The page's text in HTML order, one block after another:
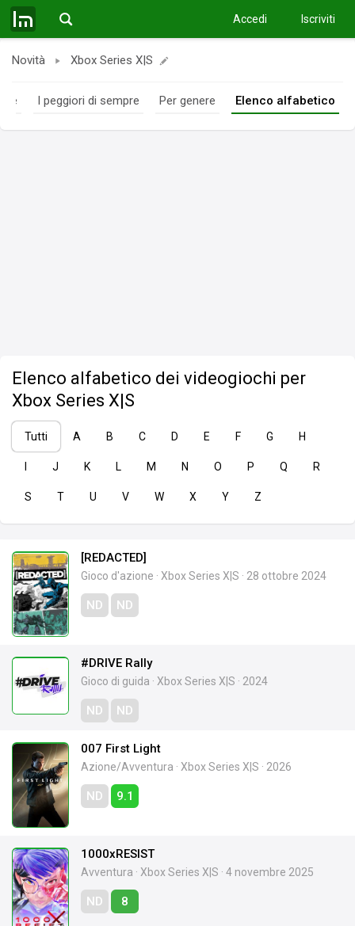
Accedi Iscriviti
Novità Xbox Series X|S
I peggiori di sempre Per genere Elenco alfabetico
Elenco alfabetico dei videogiochi per
Xbox Series X|S
Tutti A B C D E F G H
J K L M N O P Q R
S T U V W X Y Z
[REDACTED]
Gioco d'azione · Xbox Series X|S · 28 ottobre 2024
ND ND
#DRIVE Rally
Gioco di guida · Xbox Series X|S · 2024
ND ND
007 First Light
Azione/Avventura · Xbox Series X|S · 2026
ND 9.1
1000xRESIST
Avventura · Xbox Series X|S · 4 novembre 2025
ND 8